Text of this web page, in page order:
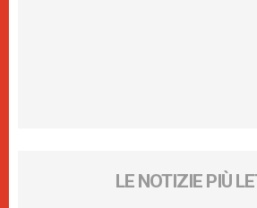
LE NOTIZIE PIÙ